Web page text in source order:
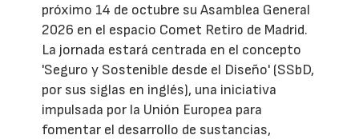
próximo 14 de octubre su Asamblea General
2026 en el espacio Comet Retiro de Madrid.
La jornada estará centrada en el concepto
'Seguro y Sostenible desde el Diseño' (SSbD,
por sus siglas en inglés), una iniciativa
impulsada por la Unión Europea para
fomentar el desarrollo de sustancias,